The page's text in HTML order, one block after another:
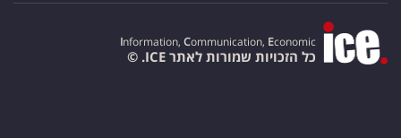
Information, Communication, Economic
כל הזכויות שמורות לאתר ICE. ©